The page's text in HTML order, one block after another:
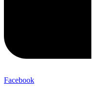
Facebook